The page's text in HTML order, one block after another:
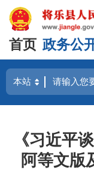
首页 政务公
《习近平
阿等文版